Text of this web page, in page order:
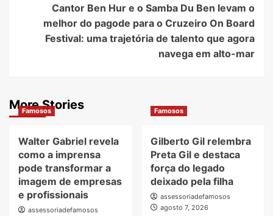
Cantor Ben Hur e o Samba Du Ben levam o
melhor do pagode para o Cruzeiro On Board
Festival: uma trajetória de talento que agora
navega em alto-mar
More Stories
Famosos
Walter Gabriel revela
como a imprensa
pode transformar a
imagem de empresas
e profissionais
assessoriadefamosos
Famosos
Gilberto Gil relembra
Preta Gil e destaca
força do legado
deixado pela filha
assessoriadefamosos
agosto 7, 2026